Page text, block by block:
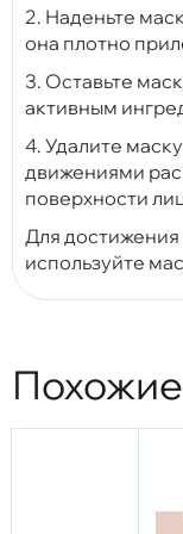
2. Наденьте
она плотно
3. Оставьте
активным
4. Удалите
движениями
поверхности
Для достижения
используйте